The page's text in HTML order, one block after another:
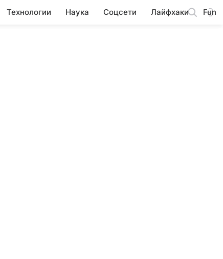
Технологии Наука Соцсети Лайфхаки Fun